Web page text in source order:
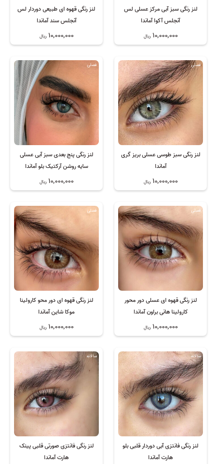
لنز رنگی سبز آبی مرکز عسلی لس
آنجلس آکوا آماندا
10,000,000 ریال
لنز رنگی قهوه ای طبیعی دوردار لس
آنجلس سند آماندا
10,000,000 ریال
لنز رنگی سبز طوسی عسلی بریز گری
آماندا
10,000,000 ریال
فصلی
لنز رنگی پنج بعدی سبز آبی عسلی
سایه روشن آرکتیک بلو آماندا
10,000,000 ریال
فصلی
لنز رنگی قهوه ای عسلی دور محور
کارولینا هانی براون آماندا
10,000,000 ریال
فصلی
لنز رنگی قهوه ای دور محو کارولینا
موکا شاین آماندا
10,000,000 ریال
فصلی
لنز رنگی فانتزی آبی دوردار قلبی بلو
هارت آماندا
سالانه
لنز رنگی فانتزی صورتی قلبی پینک
هارت آماندا
سالانه